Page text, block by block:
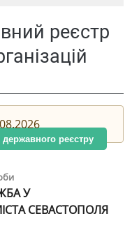
реєстр
реєстру
У
СЕВАСТОПОЛЯ